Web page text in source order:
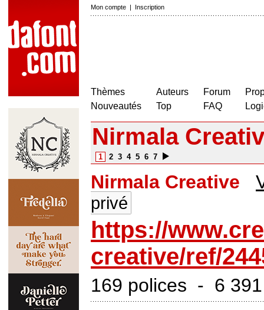
Mon compte | Inscription
Thèmes
Nouveautés
Auteurs
Top
Forum
FAQ
Nirmala
1 2 3 4 5 6 7
Nirmala Creative
privé
https://
creative/ref/
169 polices - 6